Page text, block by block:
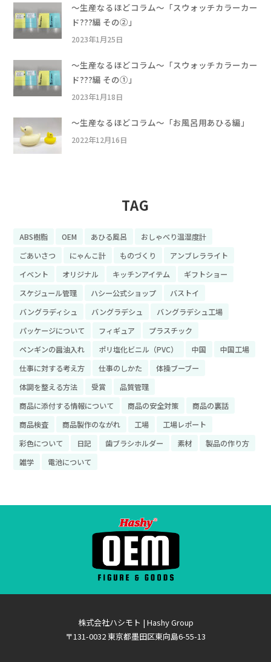
〜生産なるほどコラム〜「スウォッチカラーカー
ド???編 その②」
2023年1月25日
〜生産なるほどコラム〜「スウォッチカラーカー
ド???編 その①」
2023年1月18日
〜生産なるほどコラム〜「お風呂用あひる編」
2022年12月16日
TAG
ABS樹脂 OEM あひる風呂
おしゃべり温湿度計
ごあいさつ
にゃんこ計 ものづくり
アンブレラライト
イベント
オリジナル キッチンアイテム
ギフトショー
スケジュール管理
ハシー公式ショップ
バストイ
バングラディシュ
バングラデシュ
バングラデシュ工場
パッケージについて
フィギュア
プラスチック
ペンギンの醤油入れ
ポリ塩化ビニル（PVC） 中国
中国工場
仕事に対する考え方
仕事のしかた
体操ブーブー
体調を整える方法
受賞
品質管理
商品に添付する情報について
商品の安全対策
商品の裏話
商品検査
商品製作のながれ 工場
工場レポート
彩色について
日記 歯ブラシホルダー 素材
製品の作り方
雑学
電池について
株式会社ハシモト | Hashy Group
〒131-0032 東京都墨田区東向島6-55-13